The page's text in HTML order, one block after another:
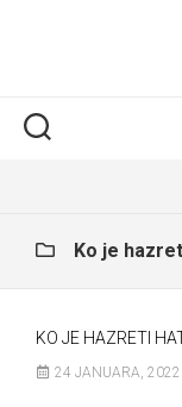
Ko je
KO JE HAZRETI
24 JANUARA, 2022